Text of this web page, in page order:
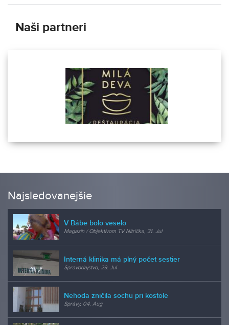
Naši partneri
Najsledovanejšie
V Bábe bolo veselo
Magazín / Objektívom TV Nitrička, 31. Jul
Interná klinika má plný počet sestier
Spravodajstvo, 29. Jul
Nehoda zničila sochu pri kostole
Správy, 04. Aug